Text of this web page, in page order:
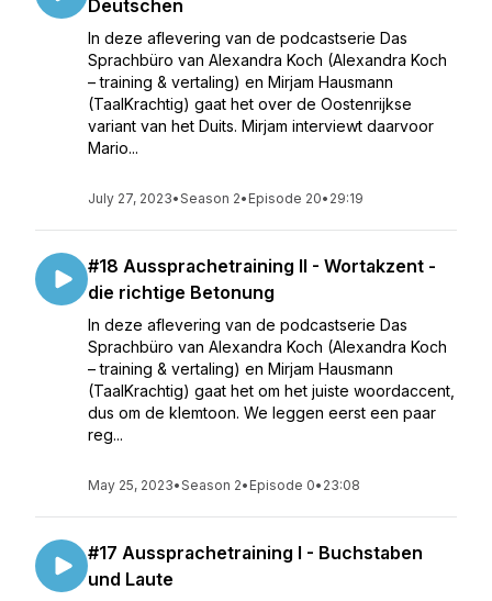
Deutschen
In deze aflevering van de podcastserie Das
Sprachbüro van Alexandra Koch (Alexandra Koch
– training & vertaling) en Mirjam Hausmann
(TaalKrachtig) gaat het over de Oostenrijkse
variant van het Duits. Mirjam interviewt daarvoor
Mario...
July 27, 2023•Season 2• Episode 20• 29:19
#18 Aussprachetraining II - Wortakzent -
die richtige Betonung
In deze aflevering van de podcastserie Das
Sprachbüro van Alexandra Koch (Alexandra Koch
– training & vertaling) en Mirjam Hausmann
(TaalKrachtig) gaat het om het juiste woordaccent,
dus om de klemtoon. We leggen eerst een paar
reg...
May 25, 2023•Season 2• Episode 0• 23:08
#17 Aussprachetraining I - Buchstaben
und Laute